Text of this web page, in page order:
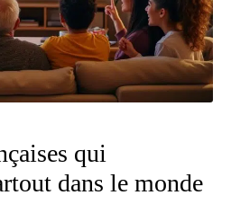
qui
dans le monde